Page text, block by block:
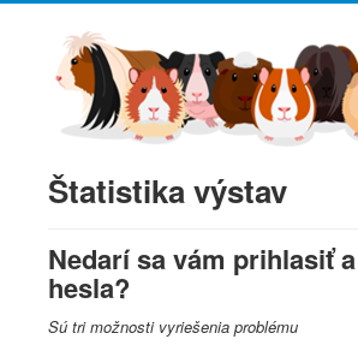
Štatistika výstav
Nedarí sa vám prihlasiť
hesla?
Sú tri možnosti vyriešenia problému